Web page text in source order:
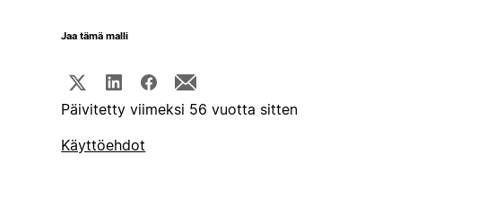
Jaa tämä malli
Päivitetty viimeksi 56 vuotta sitten
Käyttöehdot